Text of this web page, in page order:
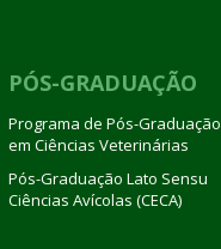
PÓS-GRADUAÇÃO
Programa de Pós-Graduação
em Ciências Veterinárias
Pós-Graduação Lato Sensu
Ciências Avícolas (CECA)